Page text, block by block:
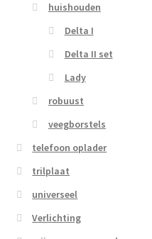
huishouden
Delta I
Delta II set
Lady
robuust
veegborstels
telefoon oplader
trilplaat
universeel
Verlichting